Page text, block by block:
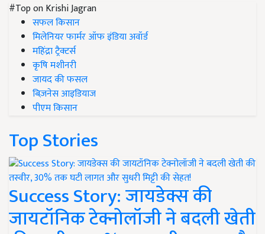
#Top on Krishi Jagran
सफल किसान
मिलेनियर फार्मर ऑफ इंडिया अवॉर्ड
महिंद्रा ट्रैक्टर्स
कृषि मशीनरी
जायद की फसल
बिज़नेस आइडियाज
पीएम किसान
Top Stories
Success Story: जायडेक्स की
जायटॉनिक टेक्नोलॉजी ने बदली खेती